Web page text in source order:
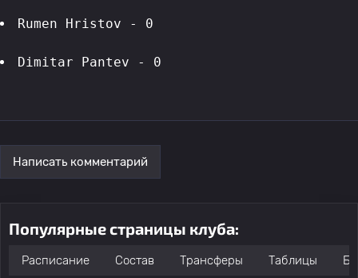
Rumen Hristov - 0
Dimitar Pantev - 0
Написать комментарий
Популярные страницы клуба:
Расписание Состав Трансферы Таблицы